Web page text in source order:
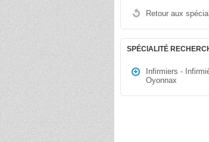
Retour aux
SPÉCIALITÉ
Infirmiers -
Oyonnax